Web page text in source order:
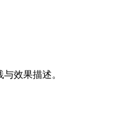
效果描述。